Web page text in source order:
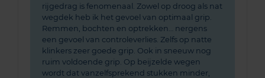
rijgedrag is fenomenaal. Zowel op droog als nat
wegdek heb ik het gevoel van optimaal grip.
Remmen, bochten en optrekken… nergens
een gevoel van controleverlies. Zelfs op natte
klinkers zeer goede grip. Ook in sneeuw nog
ruim voldoende grip. Op beijzelde wegen
wordt dat vanzelfsprekend stukken minder,